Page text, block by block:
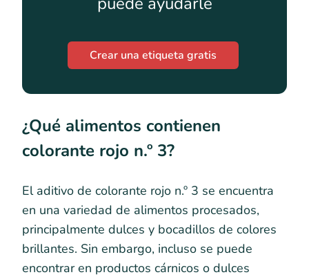
Crear una etiqueta gratis
¿Qué alimentos contienen
colorante rojo n.º 3?
El aditivo de colorante rojo n.º 3 se encuentra
en una variedad de alimentos procesados,
principalmente dulces y bocadillos de colores
brillantes. Sin embargo, incluso se puede
encontrar en productos cárnicos o dulces